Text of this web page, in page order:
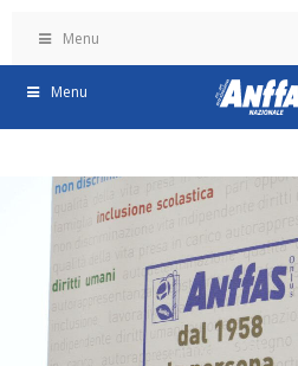
Menu
Menu